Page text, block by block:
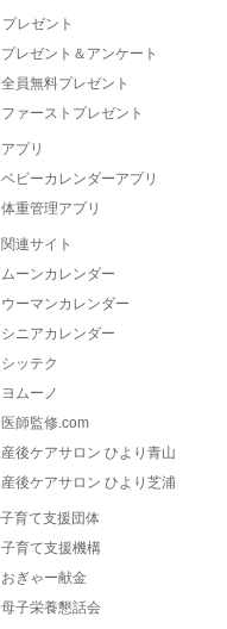
プレゼント
プレゼント＆アンケート
全員無料プレゼント
ファーストプレゼント
アプリ
ベビーカレンダーアプリ
体重管理アプリ
関連サイト
ムーンカレンダー
ウーマンカレンダー
シニアカレンダー
シッテク
ヨムーノ
医師監修.com
産後ケアサロン ひより青山
産後ケアサロン ひより芝浦
子育て支援団体
子育て支援機構
おぎゃー献金
母子栄養懇話会